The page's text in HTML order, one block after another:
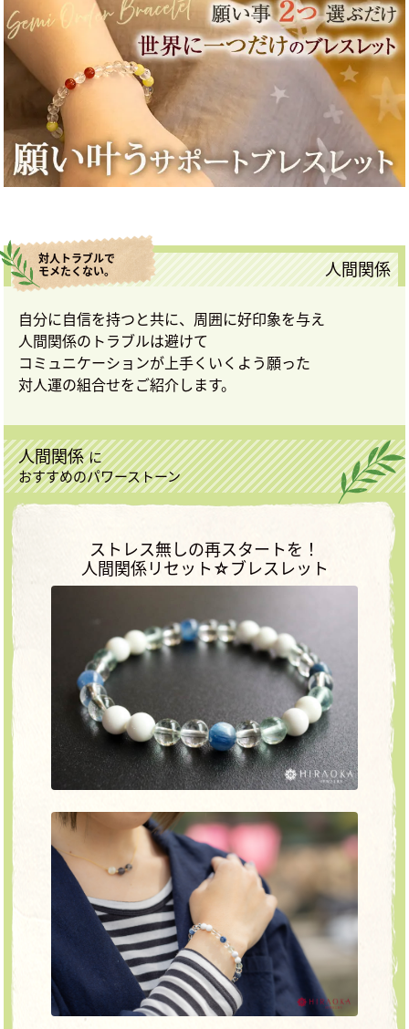
人間関係
対人トラブルで
モメたくない。
自分に自信を持つと共に、周囲に好印象を与え
人間関係のトラブルは避けて
コミュニケーションが上手くいくよう願った
対人運の組合せをご紹介します。
人間関係に
おすすめのパワーストーン
ストレス無しの再スタートを！
人間関係リセット☆ブレスレット